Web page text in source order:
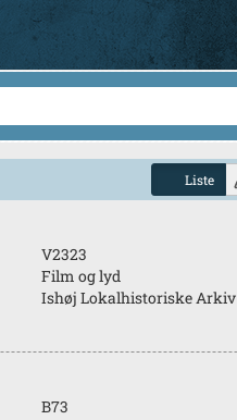
Liste
V2323
Film og lyd
Ishøj Lokalhistoriske Arkiv
B73